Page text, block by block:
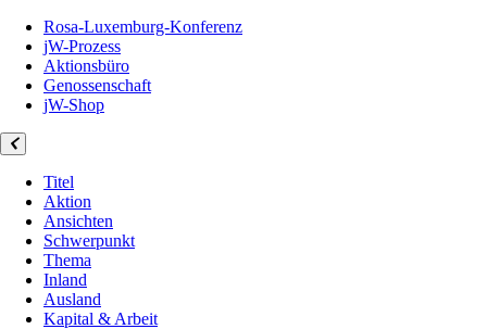
Rosa-Luxemburg-Konferenz
jW-Prozess
Aktionsbüro
Genossenschaft
jW-Shop
Titel
Aktion
Ansichten
Schwerpunkt
Thema
Inland
Ausland
Kapital & Arbeit